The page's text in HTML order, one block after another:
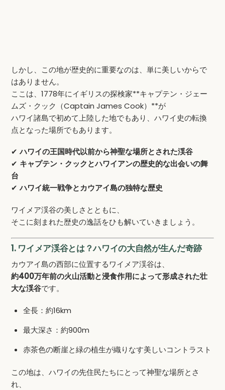
しかし、この地が歴史的に重要なのは、単に美しいからで
はありません。
ここは、1778年にイギリスの探検家**キャプテン・ジェー
ムズ・クック（Captain James Cook）**が
ハワイ諸島で初めて上陸した地でもあり、ハワイ史の転換
点となった場所でもあります。
✔ハワイの王国時代以前から神聖な場所とされた渓谷
✔ キャプテン・クックとハワイアンの歴史的な出会いの舞
台
✔ハワイ統一戦争とカウアイ島の独特な歴史
ワイメア渓谷の美しさとともに、
そこに刻まれた歴史の逸話をひも解いていきましょう。
1. ワイメア渓谷とは？ハワイの大自然が生んだ奇跡
カウアイ島の西部に位置するワイメア渓谷は、
約400万年前の火山活動と浸食作用によって形成された壮
大な渓谷です。
全長：約16km
最大深さ：約900m
赤茶色の断崖と緑の植生が織りなす美しいコントラスト
この地は、ハワイの先住民たちにとって神聖な場所とさ
れ、